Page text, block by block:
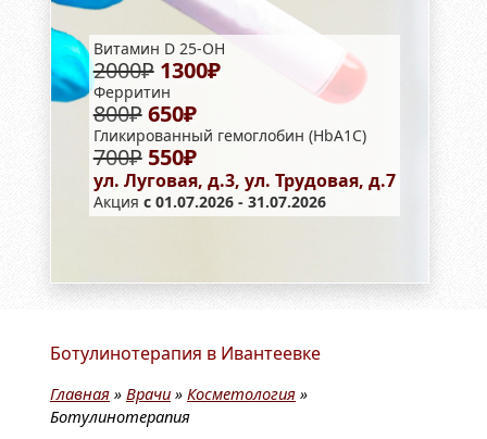
Витамин D 25-OH
2000₽1300₽
Ферритин
800₽650₽
Гликированный гемоглобин (HbA1С)
700₽550₽
ул. Луговая, д.3, ул. Трудовая, д.7
Акция с 01.07.2026 - 31.07.2026
Ботулинотерапия в Ивантеевке
Главная » Врачи » Косметология »
Ботулинотерапия